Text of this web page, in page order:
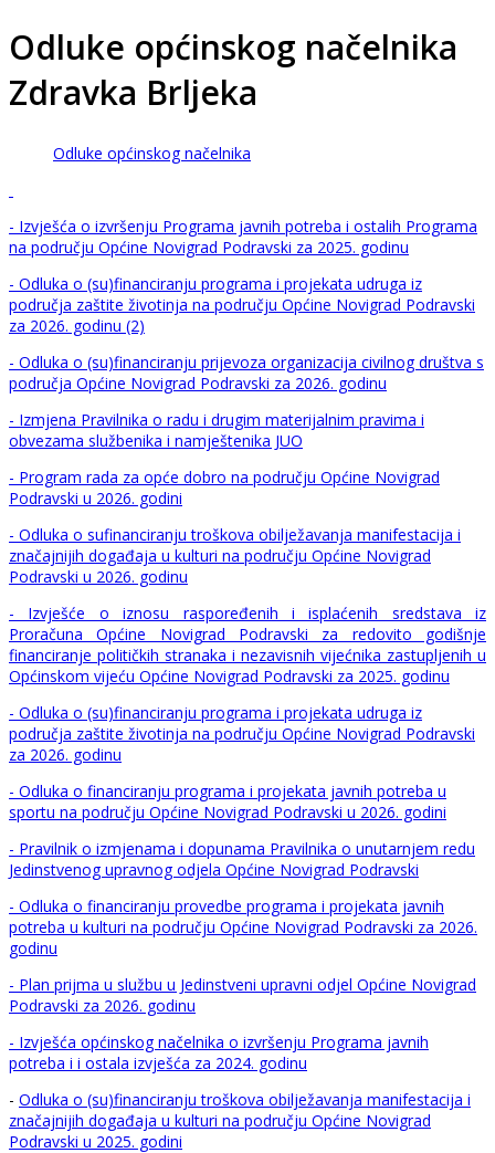
Odluke općinskog načelnika
Zdravka Brljeka
Odluke općinskog načelnika
- Izvješća o izvršenju Programa javnih potreba i ostalih Programa
na području Općine Novigrad Podravski za 2025. godinu
- Odluka o (su)financiranju programa i projekata udruga iz
područja zaštite životinja na području Općine Novigrad Podravski
za 2026. godinu (2)
- Odluka o (su)financiranju prijevoza organizacija civilnog društva s
područja Općine Novigrad Podravski za 2026. godinu
- Izmjena Pravilnika o radu i drugim materijalnim pravima i
obvezama službenika i namještenika JUO
- Program rada za opće dobro na području Općine Novigrad
Podravski u 2026. godini
- Odluka o sufinanciranju troškova obilježavanja manifestacija i
značajnijih događaja u kulturi na području Općine Novigrad
Podravski u 2026. godinu
- Izvješće o iznosu raspoređenih i isplaćenih sredstava iz
Proračuna Općine Novigrad Podravski za redovito godišnje
financiranje političkih stranaka i nezavisnih vijećnika zastupljenih u
Općinskom vijeću Općine Novigrad Podravski za 2025. godinu
- Odluka o (su)financiranju programa i projekata udruga iz
područja zaštite životinja na području Općine Novigrad Podravski
za 2026. godinu
- Odluka o financiranju programa i projekata javnih potreba u
sportu na području Općine Novigrad Podravski u 2026. godini
- Pravilnik o izmjenama i dopunama Pravilnika o unutarnjem redu
Jedinstvenog upravnog odjela Općine Novigrad Podravski
- Odluka o financiranju provedbe programa i projekata javnih
potreba u kulturi na području Općine Novigrad Podravski za 2026.
godinu
- Plan prijma u službu u Jedinstveni upravni odjel Općine Novigrad
Podravski za 2026. godinu
- Izvješća općinskog načelnika o izvršenju Programa javnih
potreba i i ostala izvješća za 2024. godinu
- Odluka o (su)financiranju troškova obilježavanja manifestacija i
značajnijih događaja u kulturi na području Općine Novigrad
Podravski u 2025. godini